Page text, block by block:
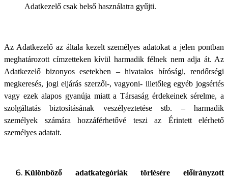
Adatkezelő csak belső használatra gyűjti.
Az Adatkezelő az általa kezelt személyes adatokat a jelen pontban
meghatározott címzetteken kívül harmadik félnek nem adja át. Az
Adatkezelő bizonyos esetekben – hivatalos bírósági, rendőrségi
megkeresés, jogi eljárás szerzői-, vagyoni- illetőleg egyéb jogsértés
vagy ezek alapos gyanúja miatt a Társaság érdekeinek sérelme, a
szolgáltatás biztosításának veszélyeztetése stb. – harmadik
személyek számára hozzáférhetővé teszi az Érintett elérhető
személyes adatait.
Különböző adatkategóriák törlésére előirányzott